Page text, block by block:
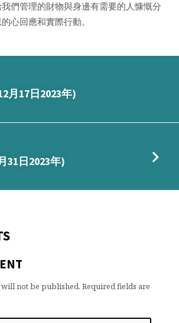
們管理的財物與身邊有需要的人慷慨分
心回應和實際行動。
月17日2023年)
31日2023年)
will not be published. Required fields are